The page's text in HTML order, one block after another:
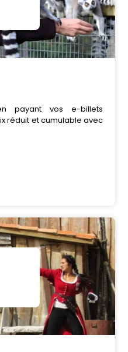
payant vos e-billets
réduit et cumulable avec